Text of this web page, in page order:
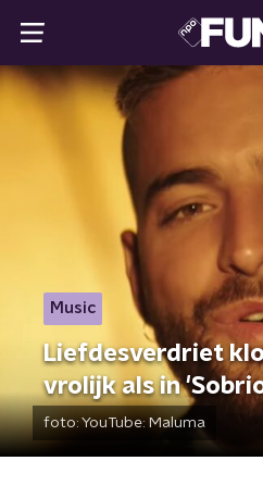
Music
Liefdesverdriet
vrolijk als in
foto: YouTube: Maluma